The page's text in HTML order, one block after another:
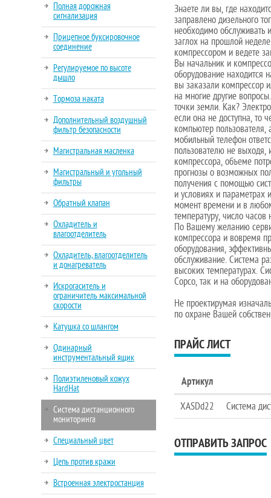
Полная дорожная
сигнализация
Прицепное буксировочное
соединение
Регулируемое по высоте
дышло
Тормоза наката
Дополнительный воздушный
фильтр безопасности
Магистральная масленка
Магистральный и угольный
фильтры
Обратный клапан
Охладитель и
влагоотделитель
Охладитель, влагоотделитель
и донагреватель
Искрогаситель и
ограничитель максимальной
скорости
Катушка со шлангом
Одинарный
инструментальный ящик
Полиэтиленовый кожух
HardHat
Система дистанционного
мониторинга
Специальный цвет
Цепь против кражи
Встроенная электростанция
Знаете ли вы, где
заправлено дизельного
необходимо обслуживать
заглох на прошлой
компрессором и ведете
Вы начальник и
оборудование находится
вы заказали компрессор
на многие другие
точки земли. Как?
если она не доступна, то
компьютер
мобильный телефон
пользователю не
компрессора, объеме
прогнозы о возможных
получения с помощью
и условиях и
момент времени и в
температуру, число
По Вашему желанию
компрессора и вовремя
оборудования,
обслуживание. Система
высоких температурах.
Copco, так и на
Не проектирумая
по охране Вашей
ПРАЙС ЛИСТ
Артикул
XASDd22 Система
ОТПРАВИТЬ ЗАПРОС